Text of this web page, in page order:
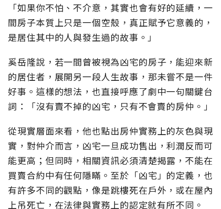
「如果你不怕、不介意，其實也會有好的延續，一
間房子本質上只是一個空殼，真正賦予它意義的，
是居住其中的人與發生過的故事。」
奚岳隆說，若一間曾被視為凶宅的房子，能迎來新
的居住者，展開另一段人生故事，那未嘗不是一件
好事。這樣的想法，也直接呼應了劇中一句關鍵台
詞：「沒有賣不掉的凶宅，只有不會賣的房仲。」
從現實層面來看，他也點出房仲實務上的灰色與現
實，對仲介而言，凶宅一旦成功售出，利潤反而可
能更高；但同時，相關資訊必須清楚揭露，不能在
買賣合約中有任何隱瞞。至於「凶宅」的定義，也
有許多不同的觀點，像是跳樓死在戶外，或在屋內
上吊死亡，在法律與實務上的認定就有所不同。